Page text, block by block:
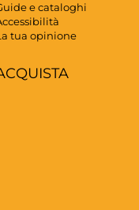
e cataloghi
tua opinione